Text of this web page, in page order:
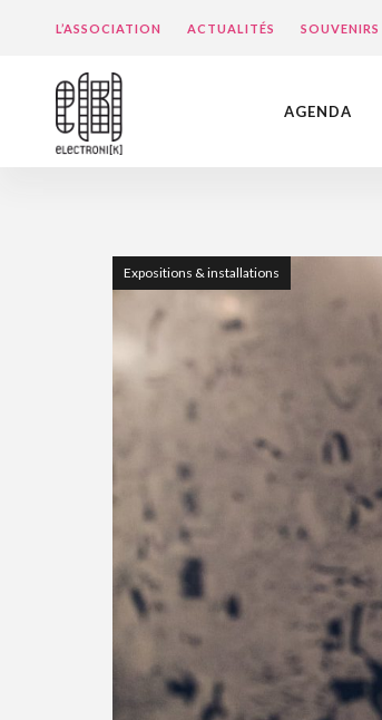
L’ASSOCIATION ACTUALITÉS SOUVENIRS
AGENDA
Expositions & installations